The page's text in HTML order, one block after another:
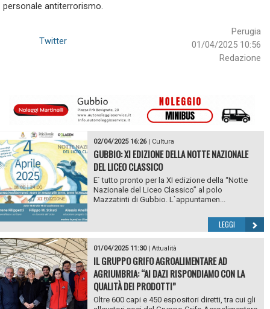
personale antiterrorismo.
Perugia
01/04/2025 10:56
Redazione
Twitter
02/04/2025 16:26| Cultura
GUBBIO: XI EDIZIONE DELLA NOTTE NAZIONALE
DEL LICEO CLASSICO
E` tutto pronto per la XI edizione della “Notte
Nazionale del Liceo Classico” al polo
Mazzatinti di Gubbio. L`appuntamen...
LEGGI
01/04/2025 11:30| Attualità
IL GRUPPO GRIFO AGROALIMENTARE AD
AGRIUMBRIA: “AI DAZI RISPONDIAMO CON LA
QUALITÀ DEI PRODOTTI”
Oltre 600 capi e 450 espositori diretti, tra cui gli